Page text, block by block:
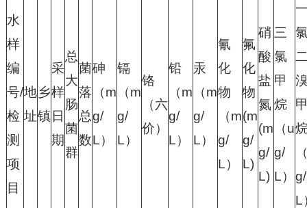
水
样
编
号/
检
测
项
目
地
址
乡
镇
采
样
日
期
总
大
肠
菌
群
菌
落
总
数
砷
（m
g/
L）
镉
（m
g/
L）
铬
（六
价）
铅
（m
g/
L）
汞
（m
g/
L）
氰
化
物
（m
g/
L）
氟
化
物
(m
g/
L)
硝
酸
盐
氮
(m
g/
L)
三
氯
甲
烷
（u
g/
L） g/
L